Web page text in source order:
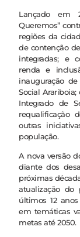
Lançado em
Queremos”
regiões da
de contenção
integradas; e
renda e
inauguração
Social
Integrado de
requalificação
outras
população.
A nova versão
diante dos
próximas
atualização
últimos 12
em temáticas
metas até 2050.